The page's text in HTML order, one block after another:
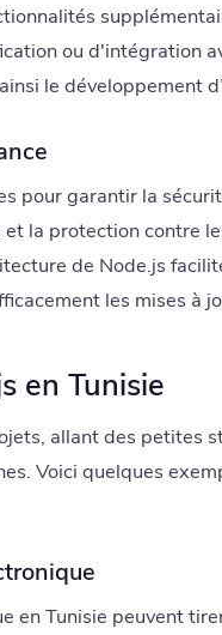
ou d'intégration
le développement
pour garantir la
la protection contre
de Node.js
les mises à
en Tunisie
allant des petites
Voici quelques
en Tunisie peuvent